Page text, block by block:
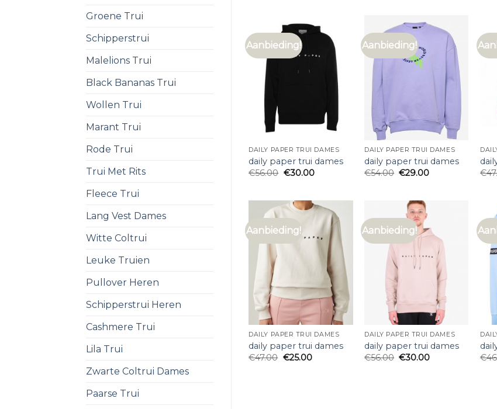
Groene Trui
Schipperstrui
Malelions Trui
Black Bananas Trui
Wollen Trui
Marant Trui
Rode Trui
Trui Met Rits
Fleece Trui
Lang Vest Dames
Witte Coltrui
Leuke Truien
Pullover Heren
Schipperstrui Heren
Cashmere Trui
Lila Trui
Zwarte Coltrui Dames
Paarse Trui
Aanbieding!
DAILY PAPER TRUI DAMES
daily paper trui dames
€56.00 €30.00
Aanbieding!
DAILY PAPER TRUI DAMES
daily paper trui dames
€54.00 €29.00
€
Aanbieding!
DAILY PAPER TRUI DAMES
daily paper trui dames
€47.00 €25.00
Aanbieding!
DAILY PAPER TRUI DAMES
daily paper trui dames
€56.00 €30.00
€